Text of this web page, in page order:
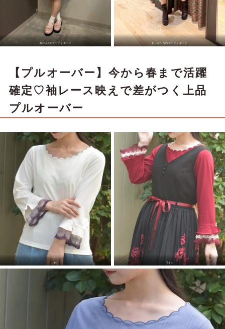
ねおん♪のコーディネート わっかーなのコーディネート
【プルオーバー】今から春まで活躍
確定♡袖レース映えで差がつく上品
プルオーバー
白 ワイン